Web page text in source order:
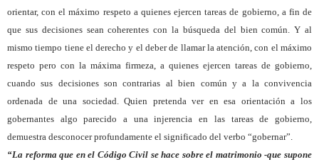
orientar, con el máximo respeto a quienes ejercen tareas de gobierno, a fin de
que sus decisiones sean coherentes con la búsqueda del bien común. Y al
mismo tiempo tiene el derecho y el deber de llamar la atención, con el máximo
respeto pero con la máxima firmeza, a quienes ejercen tareas de gobierno,
cuando sus decisiones son contrarias al bien común y a la convivencia
ordenada de una sociedad. Quien pretenda ver en esa orientación a los
gobernantes algo parecido a una injerencia en las tareas de gobierno,
demuestra desconocer profundamente el significado del verbo “gobernar”.
“La reforma que en el Código Civil se hace sobre el matrimonio -que supone